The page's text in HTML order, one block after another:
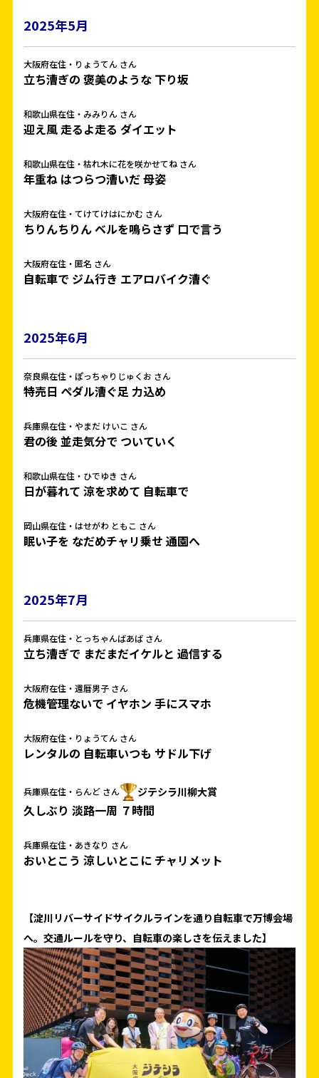
2025年5月
大阪府在住・りょうてん さん
立ち漕ぎの 褒美のような 下り坂
和歌山県在住・みみりん さん
迎え風 走るよ走る ダイエット
和歌山県在住・枯れ木に花を咲かせてね さん
年重ね はつらつ漕いだ 母姿
大阪府在住・てけてけはにかむ さん
ちりんちりん ベルを鳴らさず 口で言う
大阪府在住・匿名 さん
自転車で ジム行き エアロバイク漕ぐ
2025年6月
奈良県在住・ぽっちゃりじゅくお さん
特売日 ペダル漕ぐ足 力込め
兵庫県在住・やまだ けいこ さん
君の後 並走気分で ついていく
和歌山県在住・ひでゆき さん
日が暮れて 涼を求めて 自転車で
岡山県在住・はせがわ ともこ さん
眠い子を なだめチャリ乗せ 通園へ
2025年7月
兵庫県在住・とっちゃんばあば さん
立ち漕ぎで まだまだイケルと 過信する
大阪府在住・還暦男子 さん
危機管理ないで イヤホン 手にスマホ
大阪府在住・りょうてん さん
レンタルの 自転車いつも サドル下げ
兵庫県在住・らんど さん ジテシラ川柳大賞
久しぶり 淡路一周 ７時間
兵庫県在住・あきなり さん
おいとこう 涼しいとこに チャリメット
【淀川リバーサイドサイクルラインを通り自転車で万博会場
へ。交通ルールを守り、自転車の楽しさを伝えました】